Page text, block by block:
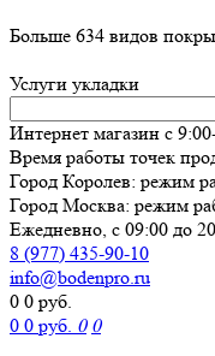
Больше 634 видов
Услуги укладки
Интернет магазин с
Время работы точек
Город Королев: режим
Город Москва: режим
Ежедневно, с 09:00 до
8 (977) 435-90-10
info@bodenpro.ru
0 0 руб.
0 0 руб. 0 0